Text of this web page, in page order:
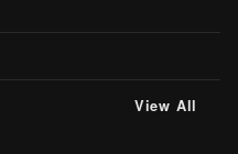
View All